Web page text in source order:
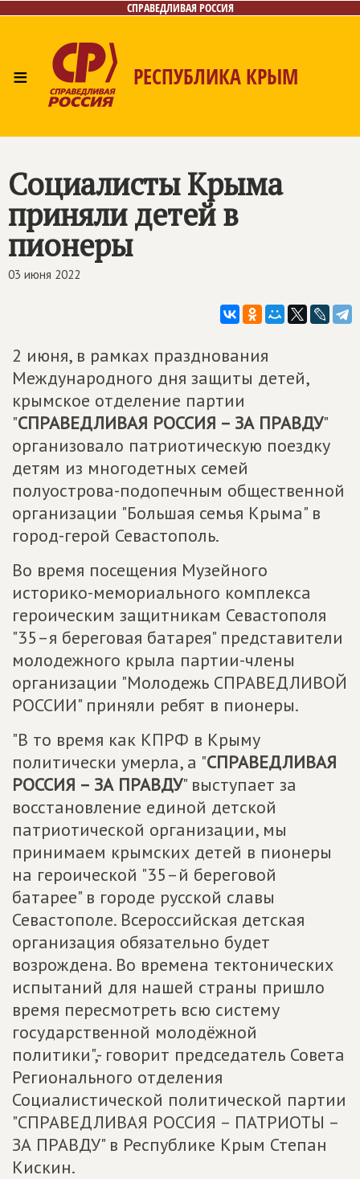
СПРАВЕДЛИВАЯ РОССИЯ
≡ РЕСПУБЛИКА КРЫМ
Контакты
Социалисты Крыма
приняли детей в
пионеры
03 июня 2022
2 июня, в рамках празднования
Международного дня защиты детей,
крымское отделение партии
"СПРАВЕДЛИВАЯ РОССИЯ – ЗА ПРАВДУ"
организовало патриотическую поездку
детям из многодетных семей
полуострова-подопечным общественной
организации "Большая семья Крыма" в
город-герой Севастополь.
Во время посещения Музейного
историко-мемориального комплекса
героическим защитникам Севастополя
"35–я береговая батарея" представители
молодежного крыла партии-члены
организации "Молодежь СПРАВЕДЛИВОЙ
РОССИИ" приняли ребят в пионеры.
"В то время как КПРФ в Крыму
политически умерла, а "СПРАВЕДЛИВАЯ
РОССИЯ – ЗА ПРАВДУ" выступает за
восстановление единой детской
патриотической организации, мы
принимаем крымских детей в пионеры
на героической "35–й береговой
батарее" в городе русской славы
Севастополе. Всероссийская детская
организация обязательно будет
возрождена. Во времена тектонических
испытаний для нашей страны пришло
время пересмотреть всю систему
государственной молодёжной
политики",- говорит председатель Совета
Регионального отделения
Социалистической политической партии
"СПРАВЕДЛИВАЯ РОССИЯ – ПАТРИОТЫ –
ЗА ПРАВДУ" в Республике Крым Степан
Кискин.